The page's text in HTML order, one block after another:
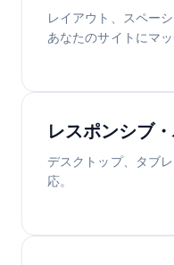
レイアウト、スペー
あなたのサイトにマッ
レスポンシブ
デスクトップ、タブ
応。